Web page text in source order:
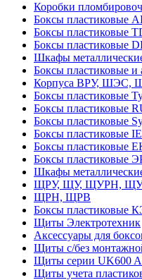
Коробки
Боксы пластиковые
Боксы пластиковые
Боксы пластиковые
Шкафы
Боксы пластиковые и
Корпуса ВРУ,
Боксы пластиковые
Боксы пластиковые
Боксы пластиковые
Боксы пластиковые
Боксы пластиковые
Боксы пластиковые
Шкафы
ЩРУ, ЩУ, ЩУРН,
ЩРН, ЩРВ
Боксы пластиковые
Щиты Электротехник
Аксессуары для
Щиты с/без
Щиты серии UK600
Щиты учета